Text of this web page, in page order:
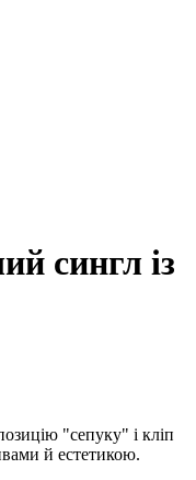
сингл із
"сепуку" і кліп
й естетикою.